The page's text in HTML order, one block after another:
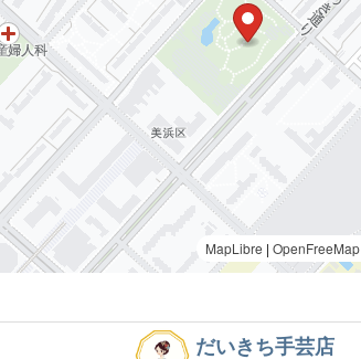
MapLibre | OpenFreeMap
だいきち手芸店